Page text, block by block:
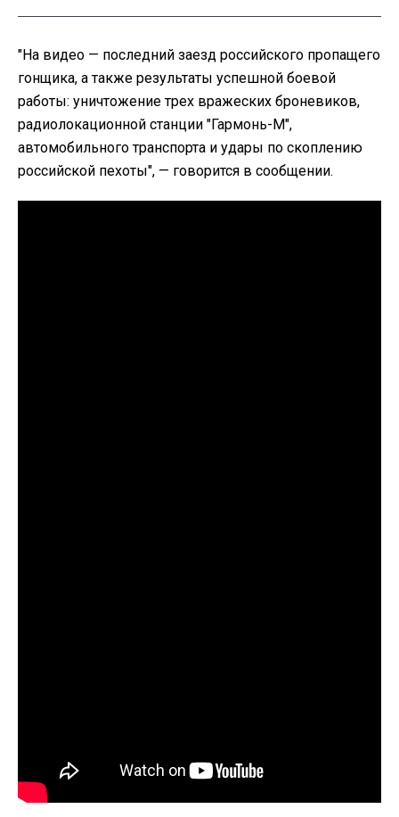
"На видео — последний заезд российского пропащего
гонщика, а также результаты успешной боевой
работы: уничтожение трех вражеских броневиков,
радиолокационной станции "Гармонь-М",
автомобильного транспорта и удары по скоплению
российской пехоты", — говорится в сообщении.